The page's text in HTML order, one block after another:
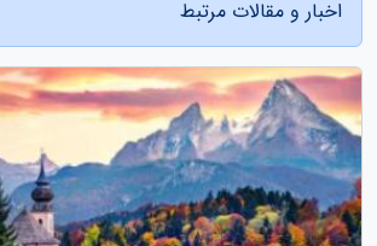
اخبار و مقالات مرتبط